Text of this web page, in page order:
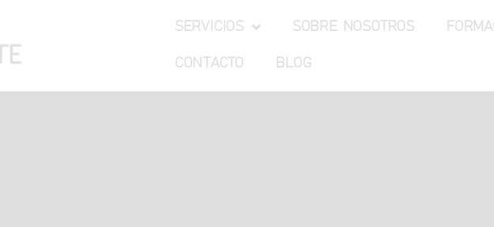
SERVICIOS SOBRE NOSOTROS
CONTACTO BLOG